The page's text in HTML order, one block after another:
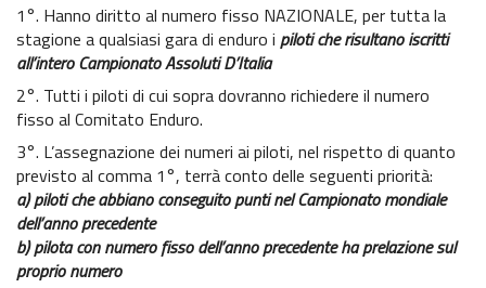
1°. Hanno diritto al numero fisso NAZIONALE, per tutta la
stagione a qualsiasi gara di enduro i piloti che risultano iscritti
all’intero Campionato Assoluti D’Italia
2°. Tutti i piloti di cui sopra dovranno richiedere il numero
fisso al Comitato Enduro.
3°. L’assegnazione dei numeri ai piloti, nel rispetto di quanto
previsto al comma 1°, terrà conto delle seguenti priorità:
a) piloti che abbiano conseguito punti nel Campionato mondiale
dell’anno precedente
b) pilota con numero fisso dell’anno precedente ha prelazione sul
proprio numero